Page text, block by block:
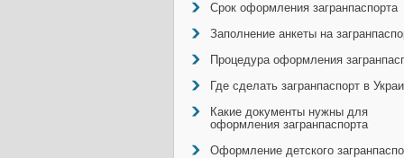
Срок оформления загранпаспорта
Заполнение анкеты на
Процедура оформления
Где сделать загранпаспорт в
Какие документы нужны для
оформления загранпаспорта
Оформление детского